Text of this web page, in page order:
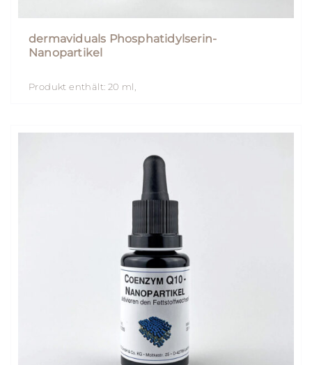
dermaviduals Phosphatidylserin-
Nanopartikel
Produkt enthält: 20 ml